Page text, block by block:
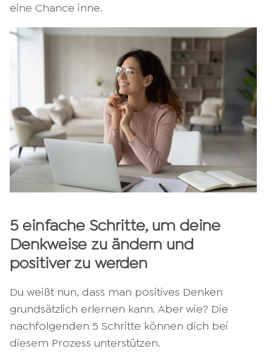
eine Chance inne.
5 einfache Schritte, um deine
Denkweise zu ändern und
positiver zu werden
Du weißt nun, dass man positives Denken
grundsätzlich erlernen kann. Aber wie? Die
nachfolgenden 5 Schritte können dich bei
diesem Prozess unterstützen.